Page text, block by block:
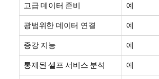
고급 데이터 준비 예
광범위한 데이터 연결 예
증강 지능 예
통제된 셀프 서비스 분석 예